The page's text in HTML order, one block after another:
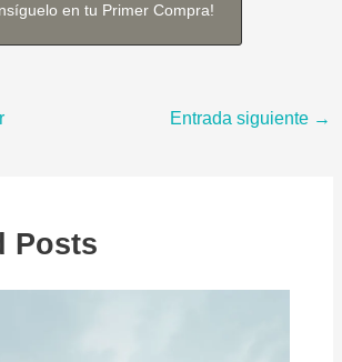
en tu Primer Compra!
Entrada siguiente →
Posts